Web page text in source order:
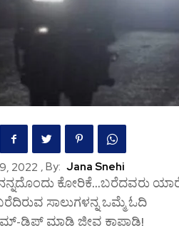
2022 , By: Jana Snehi
ಕೋರಿಕೆ…ಬರೆದವರು
ಸಾಲುಗಳನ್ನ ಒಮ್ಮೆ ಓದಿ
ಡಿಪ್ ಮಾಡಿ ಜೀವ ಕಾಪಾಡಿ!